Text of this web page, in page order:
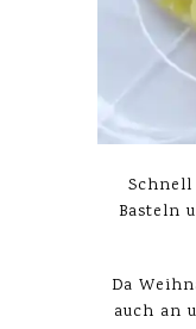
Basteln
Da
auch an